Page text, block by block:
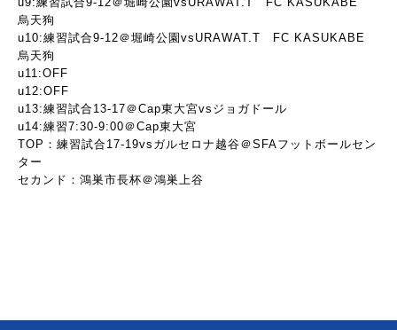
烏天狗
u10:練習試合9-12＠堀崎公園vsURAWAT.T FC KASUKABE
烏天狗
u11:OFF
u12:OFF
u13:練習試合13-17＠Cap東大宮vsジョガドール
u14:練習7:30-9:00＠Cap東大宮
TOP：練習試合17-19vsガルセロナ越谷＠SFAフットボールセン
ター
セカンド：鴻巣市長杯＠鴻巣上谷